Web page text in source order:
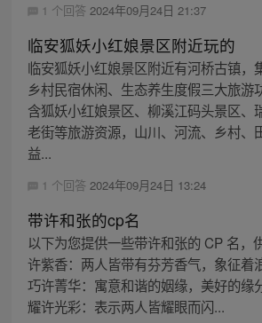
1 个回答 2024年09月24日 21:37
临安狐妖小红娘景区附近玩的
临安狐妖小红娘景区附近有河桥古镇，
乡村民宿休闲、生态养生度假三大旅游
含狐妖小红娘景区、柳溪江码头景区、
老街等旅游资源，山川、河流、乡村、
益...
1 个回答 2024年09月24日 13:24
带许和张的cp名
以下为您提供一些带许和张的 CP 名，
许紫香：两人皆带有芬芳香气，象征着
巧许菁华：寓意和谐的姻缘，美好的缘
耀许光彩：表示两人皆耀眼而闪...